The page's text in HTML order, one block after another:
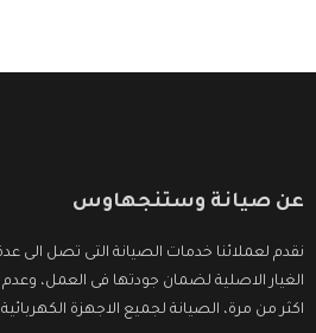
عن صيانة وستنجهاوس
نقدم لعملائنا خدمات الصيانة التى تصل الى
الغيار الاصلية لضمان جودتها فى العمل،
اكثر من مرة، الصيانة لجميع الاجهزة